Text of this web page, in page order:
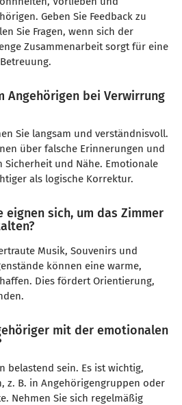
Geben Sie Feedback zu
Sie Fragen, wenn sich der
Zusammenarbeit sorgt für eine
Angehörigen bei Verwirrung
Sie langsam und verständnisvoll.
über falsche Erinnerungen und
Sicherheit und Nähe. Emotionale
als logische Korrektur.
eignen sich, um das Zimmer
Musik, Souvenirs und
können eine warme,
Dies fördert Orientierung,
mit der emotionalen
belastend sein. Es ist wichtig,
z. B. in Angehörigengruppen oder
Nehmen Sie sich regelmäßig